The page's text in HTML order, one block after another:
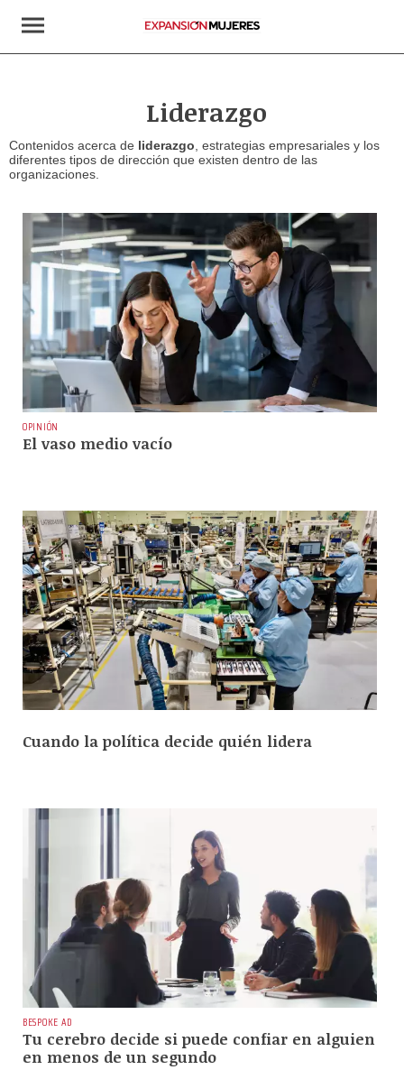
Liderazgo
Contenidos acerca de liderazgo , estrategias empresariales y los
diferentes tipos de dirección que existen dentro de las
organizaciones.
OPINIÓN
El vaso medio vacío
Cuando la política decide quién lidera
BESPOKE AD
Tu cerebro decide si puede confiar en alguien
en menos de un segundo